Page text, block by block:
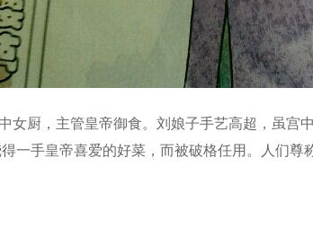
女厨，主管皇帝御食。刘娘子手艺高超，虽宫
一手皇帝喜爱的好菜，而被破格任用。人们尊